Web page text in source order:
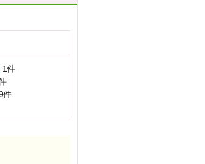
1件
件